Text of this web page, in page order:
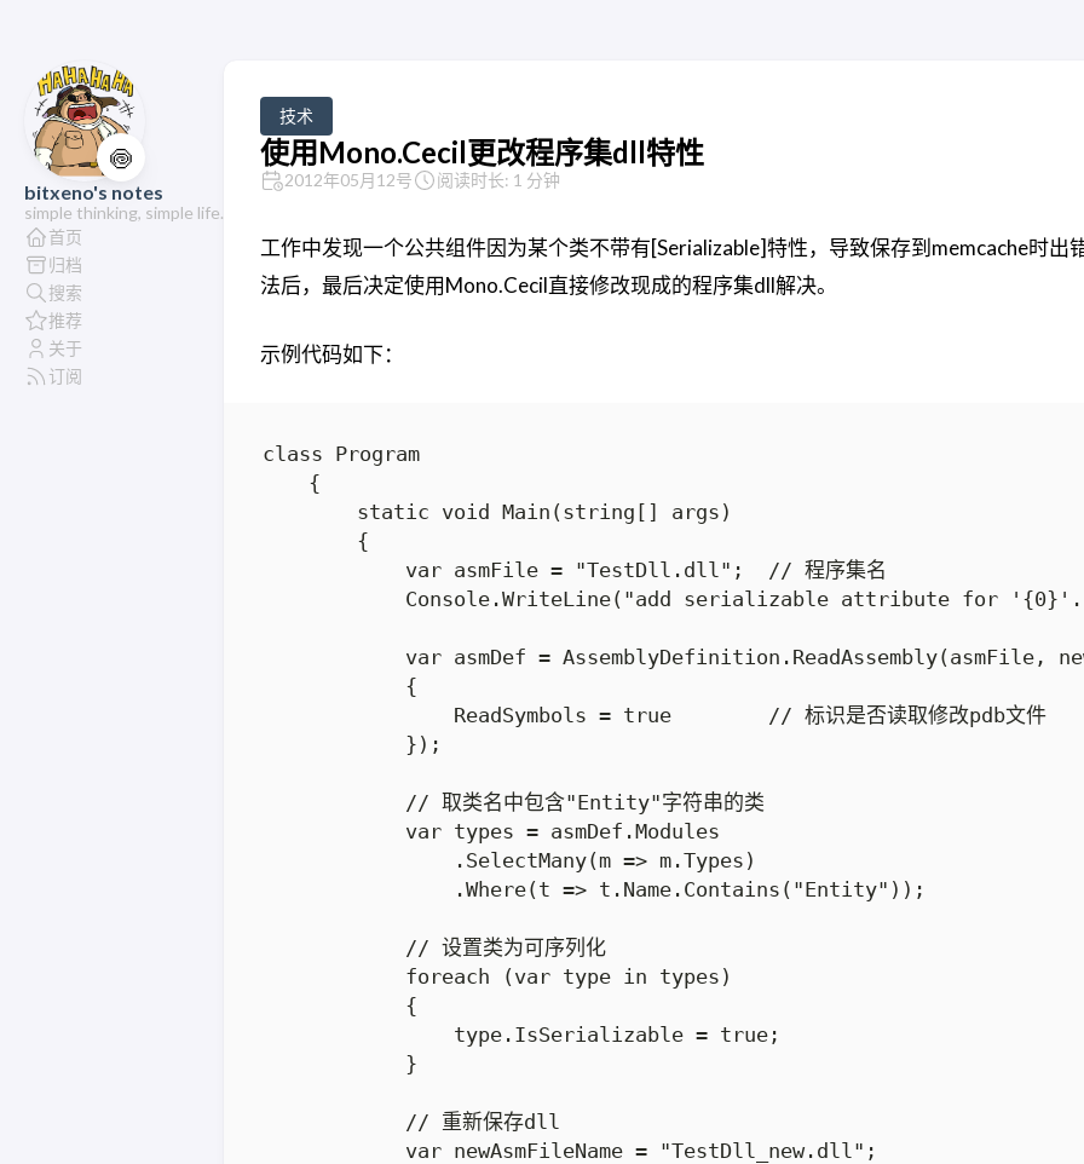
🍥
bitxeno's notes
simple thinking, simple life.
首页
归档
搜索
推荐
关于
订阅
技术
使用Mono.Cecil更改程序集dll特性
2012年05月12号 阅读时长: 1 分钟
工作中发现一个公共组件因为某个类不带有[Serializable]特性，导致保存到memcache时
法后，最后决定使用Mono.Cecil直接修改现成的程序集dll解决。
示例代码如下：
class Program
    {
        static void Main(string[] args)
        {
            var asmFile = "TestDll.dll";  // 程序集名
Console.WriteLine("add serializable attribute for
var asmDef = AssemblyDefinition.ReadAssembly(asmFile,
            {
                ReadSymbols = true        // 标识是否读取修改pdb文件
            });
            // 取类名中包含"Entity"字符串的类
            var types = asmDef.Modules
                .SelectMany(m => m.Types)
                .Where(t => t.Name.Contains("Entity"));
            // 设置类为可序列化
            foreach (var type in types)
            {
                type.IsSerializable = true;
            }
            // 重新保存dll
            var newAsmFileName = "TestDll_new.dll";